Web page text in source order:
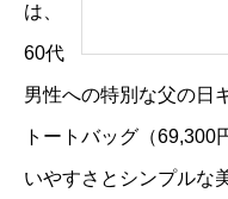
は、
60代
男性への特別な父の日
トートバッグ（69,300
いやすさとシンプルな